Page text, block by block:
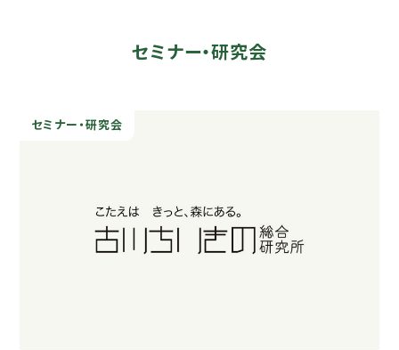
セミナー・研究会
セミナー・研究会